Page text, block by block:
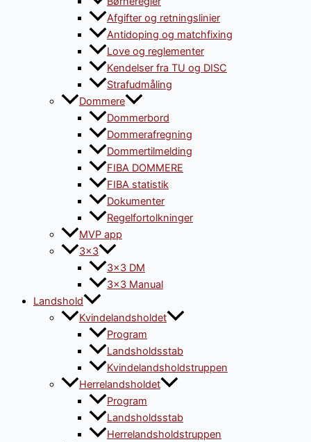
Afgifter og retningslinier
Antidoping og matchfixing
Love og reglementer
Kendelser fra TU og DISC
Strafudmåling
Dommere
Dommerbord
Dommerafregning
Dommertilmelding
FIBA DOMMERE
FIBA statistik
Dokumenter
Regelfortolkninger
MVP app
3×3
3×3 DM
3×3 Manual
Landshold
Kvindelandsholdet
Program
Landsholdsstab
Kvindelandsholdstruppen
Herrelandsholdet
Program
Landsholdsstab
Herrelandsholdstruppen